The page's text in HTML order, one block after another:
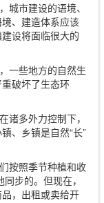
市建设的语境、
、建造体系应该
设将面临很大的
一些地方的自然生
破坏了生态环
多外力控制下，
、乡镇是自然“长”
按照季节种植和收
步的。但现在，
，出租或卖给开